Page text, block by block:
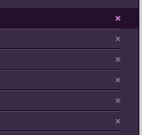
×
×
×
×
×
×